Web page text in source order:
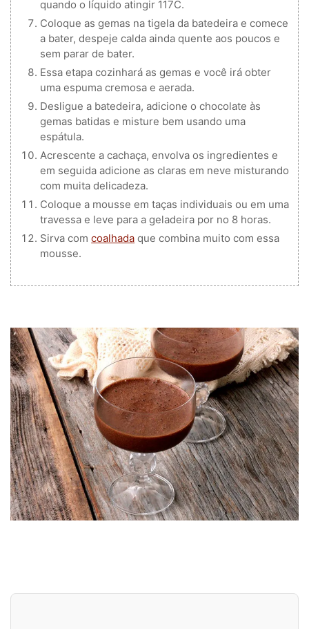
quando o líquido atingir 117C.
Coloque as gemas na tigela da batedeira e comece
a bater, despeje calda ainda quente aos poucos e
sem parar de bater.
Essa etapa cozinhará as gemas e você irá obter
uma espuma cremosa e aerada.
Desligue a batedeira, adicione o chocolate às
gemas batidas e misture bem usando uma
espátula.
Acrescente a cachaça, envolva os ingredientes e
em seguida adicione as claras em neve misturando
com muita delicadeza.
Coloque a mousse em taças individuais ou em uma
travessa e leve para a geladeira por no 8 horas.
Sirva comcoalhada que combina muito com essa
mousse.